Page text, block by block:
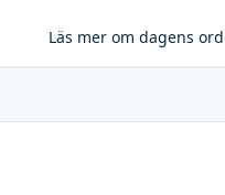
Läs mer om dagens ord